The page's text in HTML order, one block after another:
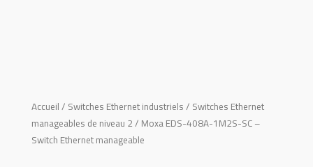
Accueil / Switches Ethernet industriels / Switches Ethernet
manageables de niveau 2 / Moxa EDS-408A-1M2S-SC –
Switch Ethernet manageable